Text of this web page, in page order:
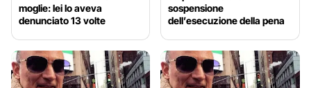
moglie: lei lo aveva
denunciato 13 volte
sospensione
dell’esecuzione della pena